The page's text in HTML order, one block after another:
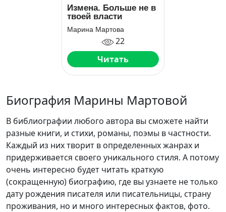
Измена. Больше не в
твоей власти
Марина Мартова
22
Читать
Биография Марины Мартовой
В библиографии любого автора вы сможете найти
разные книги, и стихи, романы, поэмы в частности.
Каждый из них творит в определенных жанрах и
придерживается своего уникального стиля. А потому
очень интересно будет читать краткую
(сокращенную) биографию, где вы узнаете не только
дату рождения писателя или писательницы, страну
проживания, но и много интересных фактов, фото.